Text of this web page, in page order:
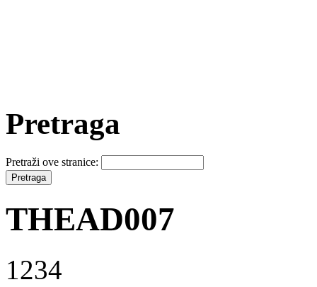
Pretraga
Pretraži ove stranice:
THEAD007
1234